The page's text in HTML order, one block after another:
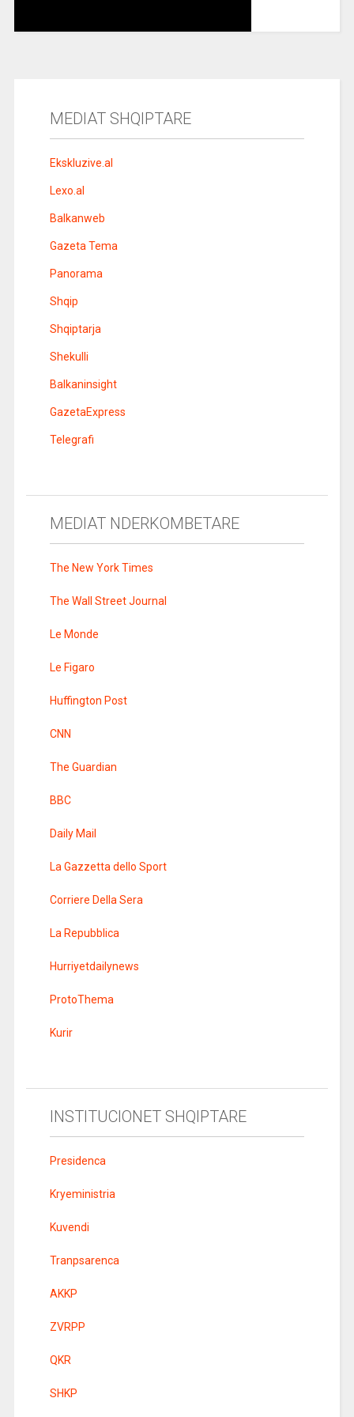
MEDIAT SHQIPTARE
Ekskluzive.al
Lexo.al
Balkanweb
Gazeta Tema
Panorama
Shqip
Shqiptarja
Shekulli
Balkaninsight
GazetaExpress
Telegrafi
MEDIAT NDERKOMBETARE
The New York Times
The Wall Street Journal
Le Monde
Le Figaro
Huffington Post
CNN
The Guardian
BBC
Daily Mail
La Gazzetta dello Sport
Corriere Della Sera
La Repubblica
Hurriyetdailynews
ProtoThema
Kurir
INSTITUCIONET SHQIPTARE
Presidenca
Kryeministria
Kuvendi
Tranpsarenca
AKKP
ZVRPP
QKR
SHKP